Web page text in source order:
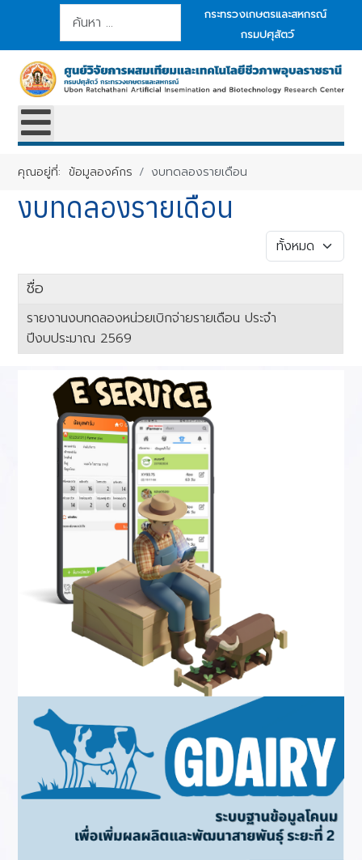
การค้นหา
กระทรวงเกษตรและสหกรณ์
กรมปศุสัตว์
คุณอยู่ที่:ข้อมูลองค์กร งบทดลองรายเดือน
งบทดลองรายเดือน
แสดง #
ชื่อ
รายงานงบทดลองหน่วยเบิกจ่ายรายเดือน ประจำ
ปีงบประมาณ 2569